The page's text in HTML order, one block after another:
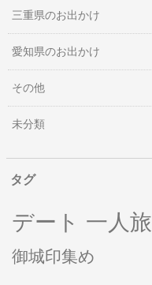
三重県のお出かけ
愛知県のお出かけ
その他
未分類
タグ
デート 一人旅
御城印集め